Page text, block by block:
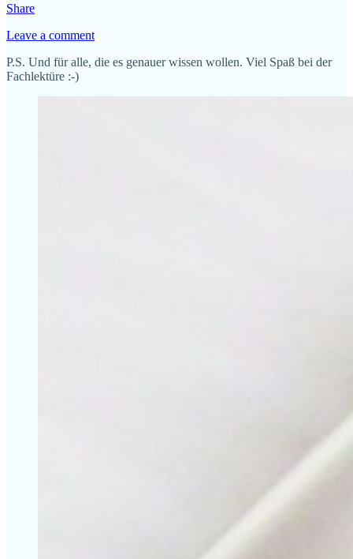
Share
Leave a comment
P.S. Und für alle, die es genauer wissen wollen. Viel Spaß bei der
Fachlektüre :-)